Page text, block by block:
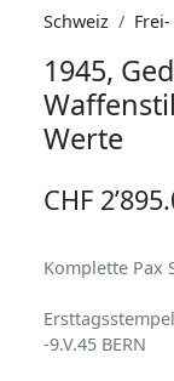
Schweiz
1945,
Werte
CHF
Komplette Pax
Ersttagsstempel
-9.V.45 BERN